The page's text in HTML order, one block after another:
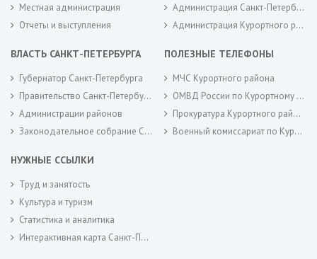
Местная администрация
Отчеты и выступления
Администрация Санкт-Петербурга
Администрация Курортного района Санкт-Петербурга
ВЛАСТЬ САНКТ-ПЕТЕРБУРГА
Губернатор Санкт-Петербурга
Правительство Санкт-Петербурга
Администрации районов
Законодательное собрание Санкт-Петербурга
ПОЛЕЗНЫЕ ТЕЛЕФОНЫ
МЧС Курортного района
ОМВД России по Курортному району
Прокуратура Курортного района
Военный комиссариат по Курортному районам города Санкт-Петербурга
НУЖНЫЕ ССЫЛКИ
Труд и занятость
Культура и туризм
Статистика и аналитика
Интерактивная карта Санкт-Петербурга